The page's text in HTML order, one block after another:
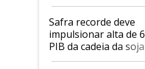
Safra recorde deve
impulsionar alta de
PIB da cadeia da
biodiesel em 2026